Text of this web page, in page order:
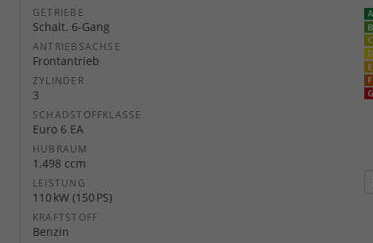
GETRIEBE
Schalt. 6-Gang
ANTRIEBSACHSE
Frontantrieb
ZYLINDER
3
SCHADSTOFFKLASSE
Euro 6 EA
HUBRAUM
1.498 ccm
LEISTUNG
110 kW (150 PS)
KRAFTSTOFF
Benzin